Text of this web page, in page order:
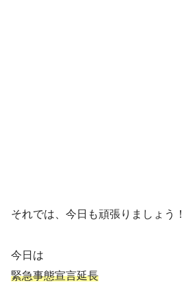
それでは、今日も頑張りましょう！
今日は
緊急事態宣言延長